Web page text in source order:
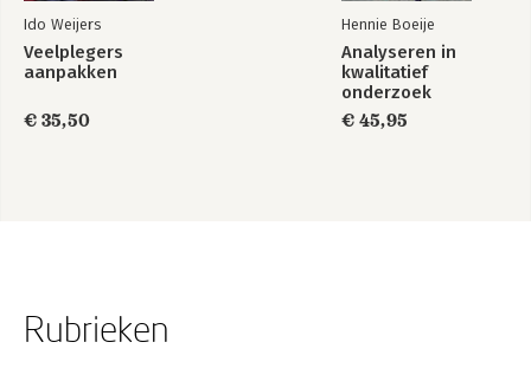
Ido Weijers
Veelplegers
aanpakken
€ 35,50
Hennie Boeije
Analyseren in
kwalitatief
onderzoek
€ 45,95
Rubrieken